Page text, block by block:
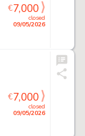
closed
09/05/2026
€7,000
closed
09/05/2026
€7,000